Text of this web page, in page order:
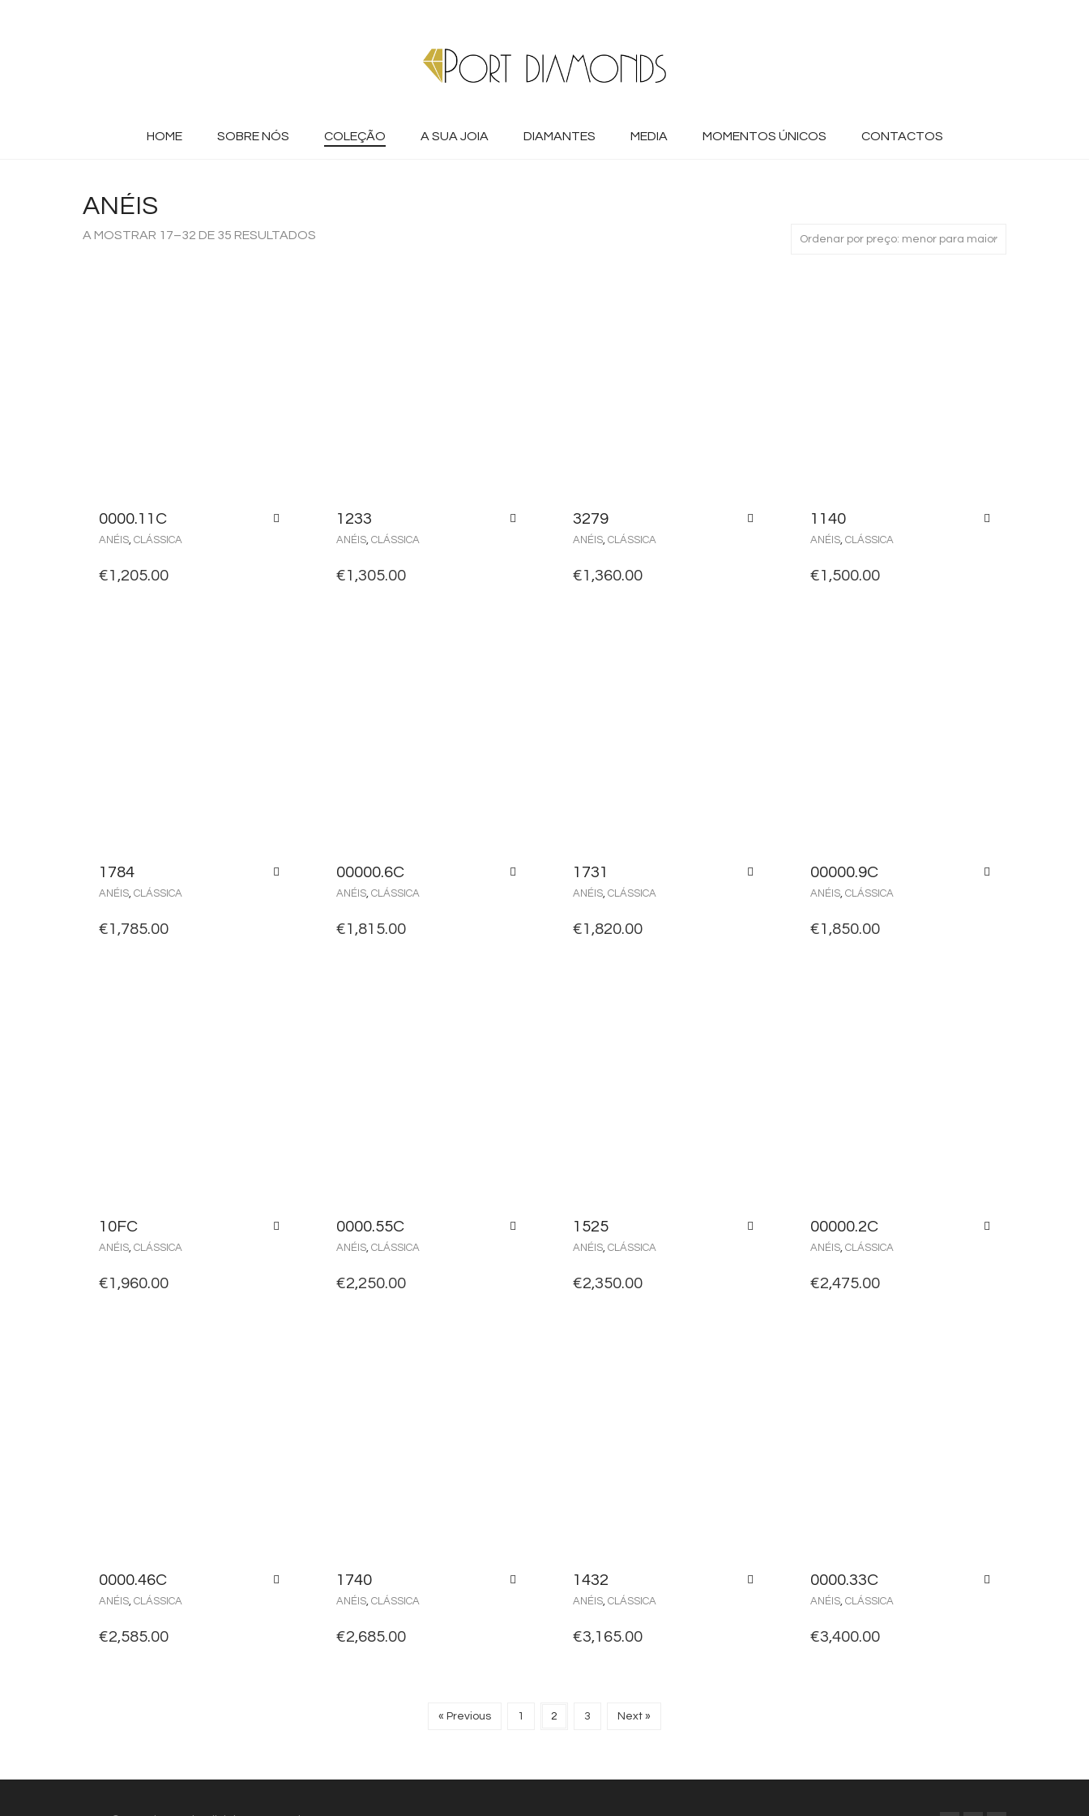
HOME SOBRE NÓS COLEÇÃO A SUA JOIA DIAMANTES MEDIA MOMENTOS ÚNICOS CONTACTOS
ANÉIS
A MOSTRAR 17–32 DE 35 RESULTADOS Ordenar por preço: menor para maior
0000.11C
ANÉIS CLÁSSICA
€1,205.00
1233
ANÉIS, CLÁSSICA
€1,305.00
3279
ANÉIS CLÁSSICA
€1,360.00
1140
ANÉIS, CLÁSSICA
€1,500.00
1784
ANÉIS, CLÁSSICA
€1,785.00
00000.6C
ANÉIS, CLÁSSICA
€1,815.00
1731
ANÉIS, CLÁSSICA
€1,820.00
00000.9C
ANÉIS, CLÁSSICA
€1,850.00
10FC
ANÉIS CLÁSSICA
€1,960.00
0000.55C
ANÉIS, CLÁSSICA
€2,250.00
1525
ANÉIS CLÁSSICA
€2,350.00
00000.2C
ANÉIS, CLÁSSICA
€2,475.00
0000.46C
ANÉIS, CLÁSSICA
€2,585.00
1740
ANÉIS, CLÁSSICA
€2,685.00
1432
ANÉIS, CLÁSSICA
€3,165.00
0000.33C
ANÉIS, CLÁSSICA
€3,400.00
« Previous 1 2 3 Next »